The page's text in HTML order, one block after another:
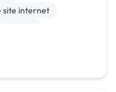
site internet